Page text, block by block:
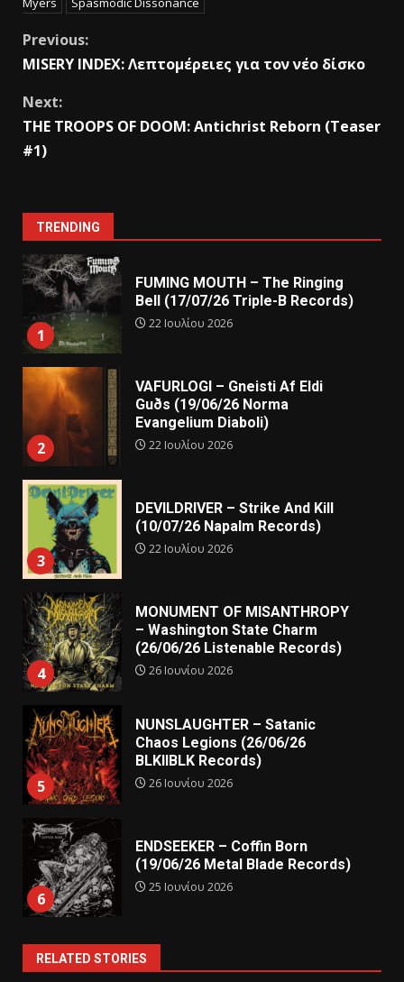
Previous:
MISERY INDEX: Λεπτομέρειες για τον νέο δίσκο
Next:
THE TROOPS OF DOOM: Antichrist Reborn (Teaser
#1)
TRENDING
1
FUMING MOUTH – The Ringing
Bell (17/07/26 Triple-B Records)
22 Ιουλίου 2026
2
VAFURLOGI – Gneisti Af Eldi
Guðs (19/06/26 Norma
Evangelium Diaboli)
22 Ιουλίου 2026
3
DEVILDRIVER – Strike And Kill
(10/07/26 Napalm Records)
22 Ιουλίου 2026
4
MONUMENT OF MISANTHROPY
– Washington State Charm
(26/06/26 Listenable Records)
26 Ιουνίου 2026
5
NUNSLAUGHTER – Satanic
Chaos Legions (26/06/26
BLKIIBLK Records)
26 Ιουνίου 2026
6
ENDSEEKER – Coffin Born
(19/06/26 Metal Blade Records)
25 Ιουνίου 2026
RELATED STORIES